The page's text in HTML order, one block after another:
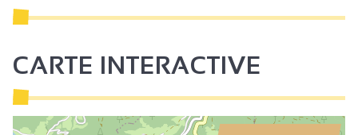
CARTE INTERACTIVE